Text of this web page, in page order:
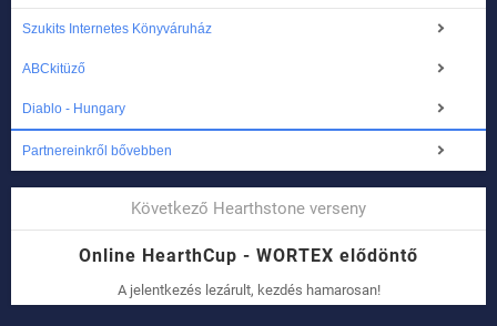
Szukits Internetes Könyváruház
ABCkitüző
Diablo - Hungary
Partnereinkről bővebben
Következő Hearthstone verseny
Online HearthCup - WORTEX elődöntő
A jelentkezés lezárult, kezdés hamarosan!